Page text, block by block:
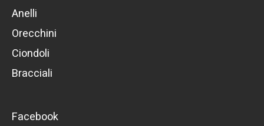
Anelli
Orecchini
Ciondoli
Bracciali
Facebook